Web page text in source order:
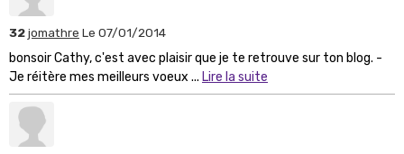
32jomathre Le 07/01/2014
bonsoir Cathy, c'est avec plaisir que je te retrouve sur ton blog. -
Je réitère mes meilleurs voeux ... Lire la suite